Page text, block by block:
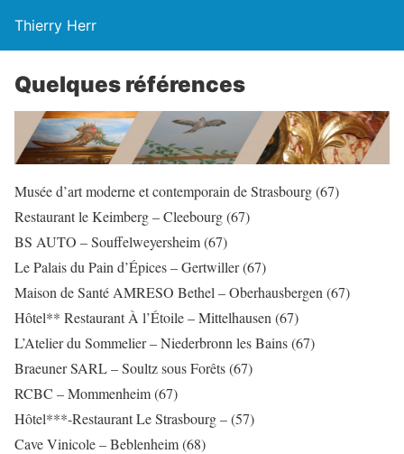
Thierry Herr
Quelques références
Musée d’art moderne et contemporain de Strasbourg (67)
Restaurant le Keimberg – Cleebourg (67)
BS AUTO – Souffelweyersheim (67)
Le Palais du Pain d’Épices – Gertwiller (67)
Maison de Santé AMRESO Bethel – Oberhausbergen (67)
Hôtel** Restaurant À l’Étoile – Mittelhausen (67)
L’Atelier du Sommelier – Niederbronn les Bains (67)
Braeuner SARL – Soultz sous Forêts (67)
RCBC – Mommenheim (67)
Hôtel***-Restaurant Le Strasbourg – (57)
Cave Vinicole – Beblenheim (68)